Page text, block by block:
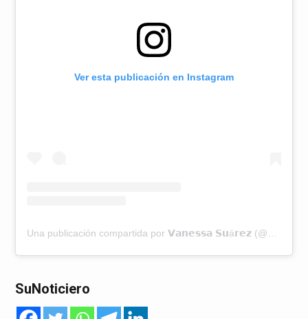
Ver esta publicación en Instagram
SuNoticiero